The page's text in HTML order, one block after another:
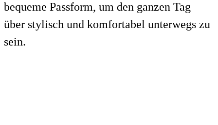
bequeme Passform, um den ganzen Tag
über stylisch und komfortabel unterwegs zu
sein.